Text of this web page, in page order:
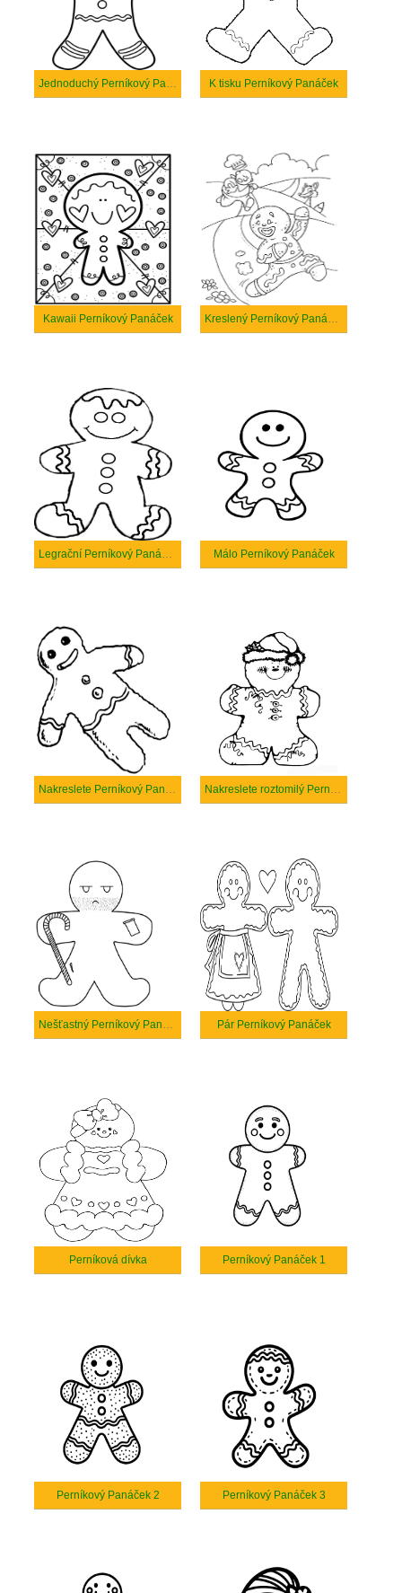
Jednoduchý Perníkový Panáček K tisku Perníkový Panáček
Kawaii Perníkový Panáček Kreslený Perníkový Panáček
Legrační Perníkový Panáček Málo Perníkový Panáček
Nakreslete Perníkový Panáček Nakreslete roztomilý Perníkový Panáček
Nešťastný Perníkový Panáček Pár Perníkový Panáček
Perníková dívka Perníkový Panáček 1
Perníkový Panáček 2 Perníkový Panáček 3